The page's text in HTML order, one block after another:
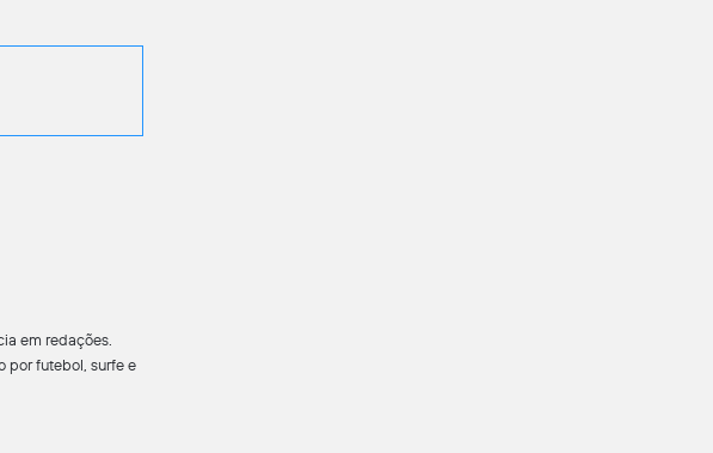
em redações.
por futebol, surfe e